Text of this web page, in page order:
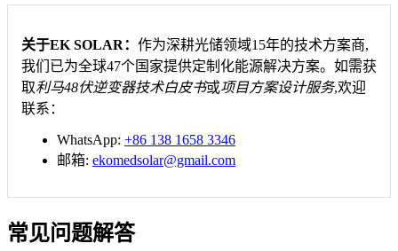
关于EK SOLAR： 作为深耕光储领域15年的技术方案商,
我们已为全球47个国家提供定制化能源解决方案。如需获
取利马48伏逆变器技术白皮书或项目方案设计服务,欢迎
联系：
WhatsApp: +86 138 1658 3346
邮箱: ekomedsolar@gmail.com
常见问题解答